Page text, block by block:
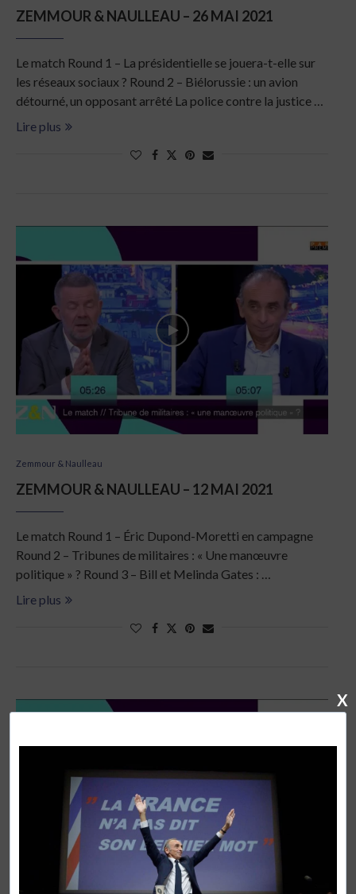
ZEMMOUR & NAULLEAU – 26 MAI 2021
Le match Round 1 – La présidentielle se jouera-t-elle sur
les réseaux sociaux ? Round 2 – Biélorussie : un avion
détourné, un opposant arrêté La police contre la justice …
Lire plus
Zemmour & Naulleau
ZEMMOUR & NAULLEAU – 12 MAI 2021
Le match Round 1 – Éric Dupond-Moretti en campagne
Round 2 – Tribunes de militaires : « Une manœuvre
politique » ? Round 3 – Bill et Melinda Gates : …
Lire plus
X